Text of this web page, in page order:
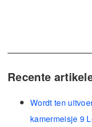
Recente
Wordt ten
kamermeisje 9